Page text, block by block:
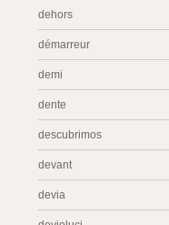
dehors
démarreur
demi
dente
descubrimos
devant
devia